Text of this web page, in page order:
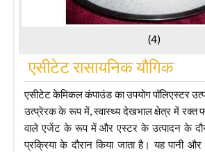
(4)
एसीटेट रासायनिक यौगिक
एसीटेट केमिकल कंपाउंड का उपयोग पॉलिएस्टर
उत्प्रेरक के रूप में, स्वास्थ्य देखभाल क्षेत्र में
वाले एजेंट के रूप में और एस्टर के उत्पादन के
प्रक्रिया के दौरान किया जाता है। यह पानी